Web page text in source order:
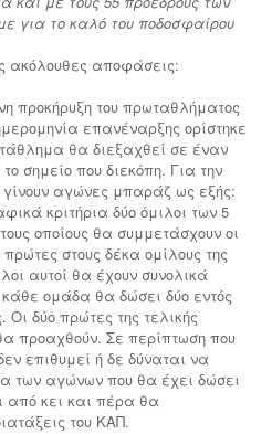
για το καλό του ποδοσφαίρου
ακόλουθες αποφάσεις:
προκήρυξη του πρωταθλήματος
επανέναρξης ορίστηκε
θα διεξαχθεί σε έναν
σημείο που διεκόπη. Για την
γίνουν αγώνες μπαράζ ως εξής:
κριτήρια δύο όμιλοι των 5
οποίους θα συμμετάσχουν οι
στους δέκα ομίλους της
αυτοί θα έχουν συνολικά
κάθε ομάδα θα δώσει δύο εντός
δύο πρώτες της τελικής
προαχθούν. Σε περίπτωση που
επιθυμεί ή δε δύναται να
των αγώνων που θα έχει δώσει
από κει και πέρα θα
του ΚΑΠ.